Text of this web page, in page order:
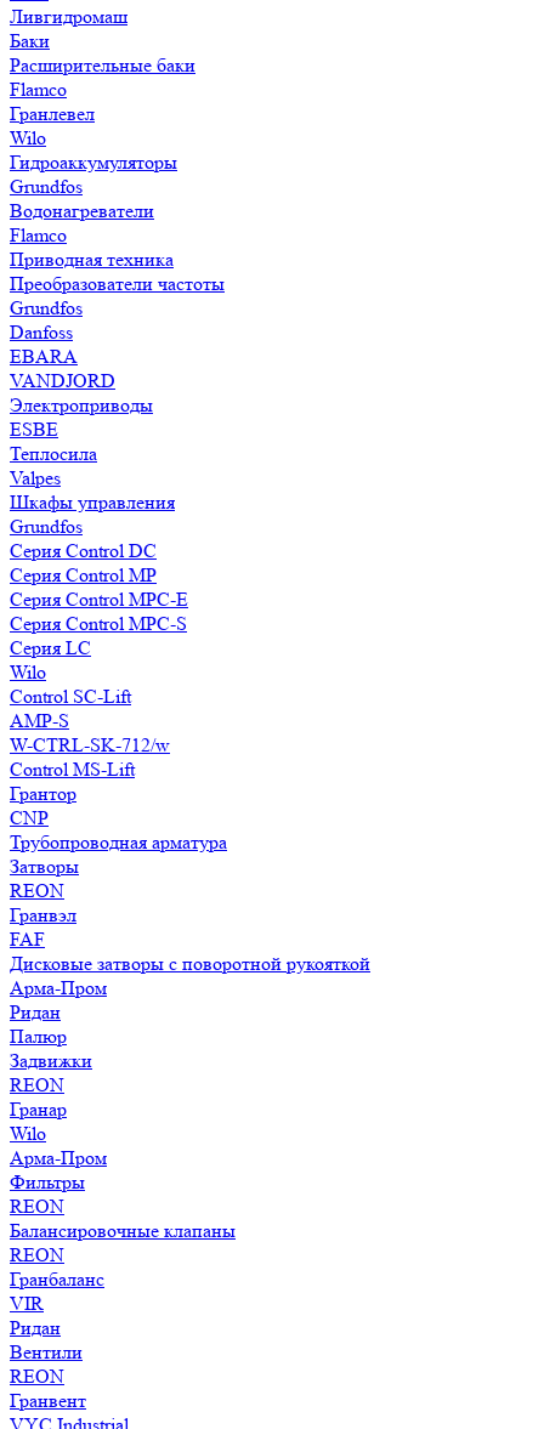
Ливгидромаш
Баки
Расширительные баки
Flamco
Гранлевел
Wilo
Гидроаккумуляторы
Grundfos
Водонагреватели
Flamco
Приводная техника
Преобразователи частоты
Grundfos
Danfoss
EBARA
VANDJORD
Электроприводы
ESBE
Теплосила
Valpes
Шкафы управления
Grundfos
Серия Control DC
Серия Control MP
Серия Control MPC-E
Серия Control MPC-S
Серия LC
Wilo
Control SC-Lift
AMP-S
W-CTRL-SK-712/w
Control MS-Lift
Грантор
CNP
Трубопроводная арматура
Затворы
REON
Гранвэл
FAF
Дисковые затворы с поворотной рукояткой
Арма-Пром
Ридан
Палюр
Задвижки
REON
Гранар
Wilo
Арма-Пром
Фильтры
REON
Балансировочные клапаны
REON
Гранбаланс
VIR
Ридан
Вентили
REON
Гранвент